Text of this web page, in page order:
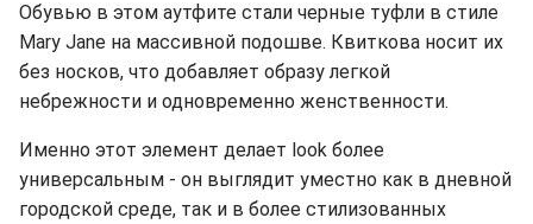
Обувью в этом аутфите стали черные туфли в стиле
Mary Jane на массивной подошве. Квиткова носит их
без носков, что добавляет образу легкой
небрежности и одновременно женственности.
Именно этот элемент делает look более
универсальным - он выглядит уместно как в дневной
городской среде, так и в более стилизованных